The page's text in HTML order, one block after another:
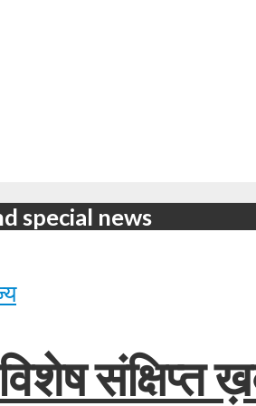
special news
संक्षिप्त